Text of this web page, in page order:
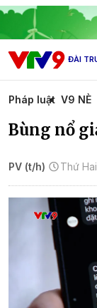
ĐÀI
Pháp luật V9 NÈ
Bùng nổ
PV (t/h) Thứ